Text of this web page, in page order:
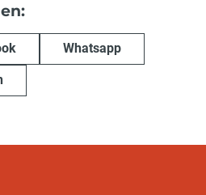
Whatsapp